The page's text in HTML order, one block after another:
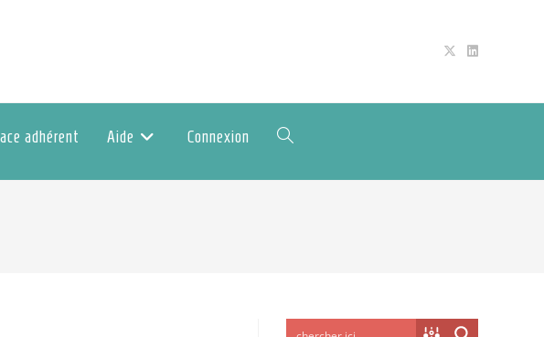
adhérent Aide Connexion